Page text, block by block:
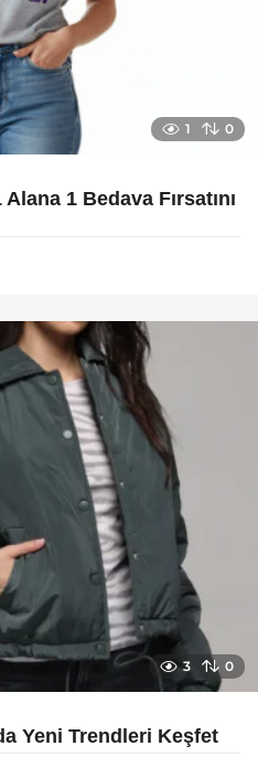
1 0
1 Bedava Fırsatını
3 0
Yeni Trendleri Keşfet